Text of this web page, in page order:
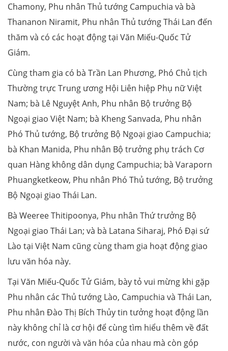
Chamony, Phu nhân Thủ tướng Campuchia và bà
Thananon Niramit, Phu nhân Thủ tướng Thái Lan đến
thăm và có các hoạt động tại Văn Miếu-Quốc Tử
Giám.
Cùng tham gia có bà Trần Lan Phương, Phó Chủ tịch
Thường trực Trung ương Hội Liên hiệp Phụ nữ Việt
Nam; bà Lê Nguyệt Anh, Phu nhân Bộ trưởng Bộ
Ngoại giao Việt Nam; bà Kheng Sanvada, Phu nhân
Phó Thủ tướng, Bộ trưởng Bộ Ngoại giao Campuchia;
bà Khan Manida, Phu nhân Bộ trưởng phụ trách Cơ
quan Hàng không dân dụng Campuchia; bà Varaporn
Phuangketkeow, Phu nhân Phó Thủ tướng, Bộ trưởng
Bộ Ngoại giao Thái Lan.
Bà Weeree Thitipoonya, Phu nhân Thứ trưởng Bộ
Ngoại giao Thái Lan; và bà Latana Siharaj, Phó Đại sứ
Lào tại Việt Nam cũng cùng tham gia hoạt động giao
lưu văn hóa này.
Tại Văn Miếu-Quốc Tử Giám, bày tỏ vui mừng khi gặp
Phu nhân các Thủ tướng Lào, Campuchia và Thái Lan,
Phu nhân Đào Thị Bích Thủy tin tưởng hoạt động lần
này không chỉ là cơ hội để cùng tìm hiểu thêm về đất
nước, con người và văn hóa của nhau mà còn góp